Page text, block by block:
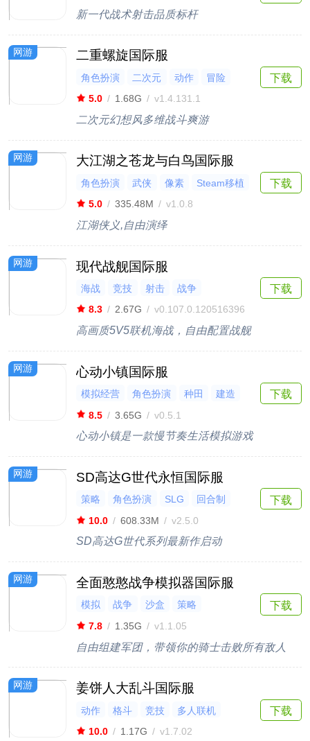
新一代战术射击品质标杆
网游 二重螺旋国际服
角色扮演 二次元 动作
冒险
3D5.0 / 1.68G / v1.4.131.1
二次元幻想风多维战斗爽游
下载
网游 大江湖之苍龙与白鸟国际服
角色扮演 武侠 像素
Steam移植
剧情
5.0 / 335.48M / v1.0.8
江湖侠义,自由演绎
下载
网游 现代战舰国际服
海战 竞技 射击
战争
抖音热游
8.3 / 2.67G / v0.107.0.120516396
高画质5V5联机海战，自由配置战舰
下载
网游 心动小镇国际服
模拟经营 角色扮演 种田
建造
多人联机
8.5 / 3.65G / v0.5.1
心动小镇是一款慢节奏生活模拟游戏
下载
网游 SD高达G世代永恒国际服
策略 角色扮演 SLG
回合制
科幻10.0 / 608.33M / v2.5.0
SD高达G世代系列最新作启动
下载
网游 全面憨憨战争模拟器国际服
模拟 战争 沙盒
策略
Steam移植
7.8 / 1.35G / v1.1.05
自由组建军团，带领你的骑士击败所有敌人
下载
网游 姜饼人大乱斗国际服
动作 格斗 竞技
多人联机
PVP10.0 / 1.17G / v1.7.02
下载